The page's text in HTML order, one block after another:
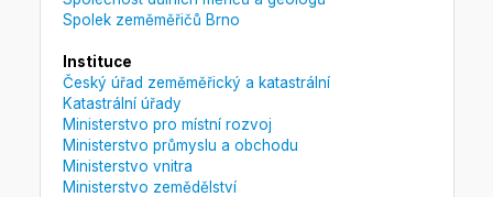
Spolek zeměměřičů Brno
Instituce
Český úřad zeměměřický a katastrální
Katastrální úřady
Ministerstvo pro místní rozvoj
Ministerstvo průmyslu a obchodu
Ministerstvo vnitra
Ministerstvo zemědělství